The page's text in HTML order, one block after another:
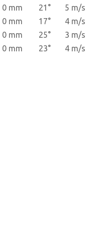
0 mm 21°
5 m/s
0 mm 17°
4 m/s
0 mm 25°
3 m/s
0 mm 23° 4 m/s